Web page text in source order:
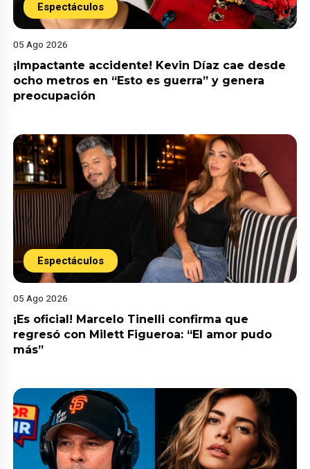
Espectáculos
05 Ago 2026
¡Impactante accidente! Kevin Díaz cae desde
ocho metros en “Esto es guerra” y genera
preocupación
Espectáculos
05 Ago 2026
¡Es oficial! Marcelo Tinelli confirma que
regresó con Milett Figueroa: “El amor pudo
más”